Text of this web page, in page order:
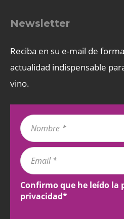
Newsletter
Reciba en su e-mail de
actualidad indispensable
vino.
Confirmo que he leído la
privacidad*